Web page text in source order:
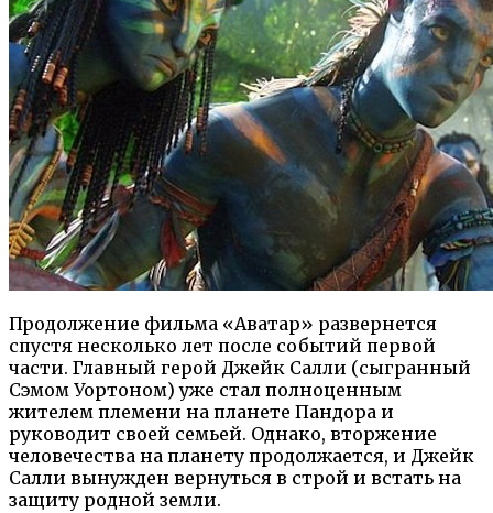
Продолжение фильма «Аватар» развернется
спустя несколько лет после событий первой
части. Главный герой Джейк Салли (сыгранный
Сэмом Уортоном) уже стал полноценным
жителем племени на планете Пандора и
руководит своей семьей. Однако, вторжение
человечества на планету продолжается, и Джейк
Салли вынужден вернуться в строй и встать на
защиту родной земли.